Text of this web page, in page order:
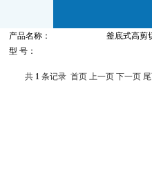
产品名称：
釜底式高剪
型 号：
共 1 条记录 首页 上一页 下一页